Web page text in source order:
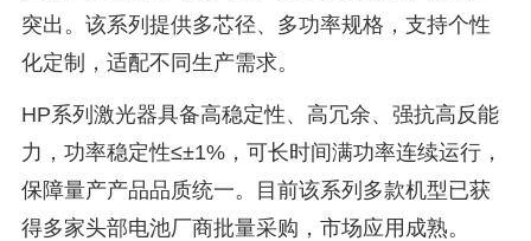
突出。该系列提供多芯径、多功率规格，支持个性
化定制，适配不同生产需求。
HP系列激光器具备高稳定性、高冗余、强抗高反能
力，功率稳定性≤±1%，可长时间满功率连续运行，
保障量产产品品质统一。目前该系列多款机型已获
得多家头部电池厂商批量采购，市场应用成熟。